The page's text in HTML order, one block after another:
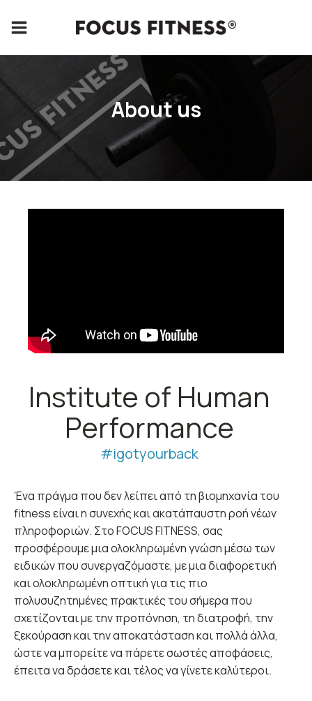
About us
Institute of Human
Performance
#igotyourback
Ένα πράγμα που δεν λείπει από τη βιομηχανία του
fitness είναι η συνεχής και ακατάπαυστη ροή νέων
πληροφοριών. Στο FOCUS FITNESS, σας
προσφέρουμε μια ολοκληρωμένη γνώση μέσω των
ειδικών που συνεργαζόμαστε, με μια διαφορετική
και ολοκληρωμένη οπτική για τις πιο
πολυσυζητημένες πρακτικές του σήμερα που
σχετίζονται με την προπόνηση, τη διατροφή, την
ξεκούραση και την αποκατάσταση και πολλά άλλα,
ώστε να μπορείτε να πάρετε σωστές αποφάσεις,
έπειτα να δράσετε και τέλος να γίνετε καλύτεροι.